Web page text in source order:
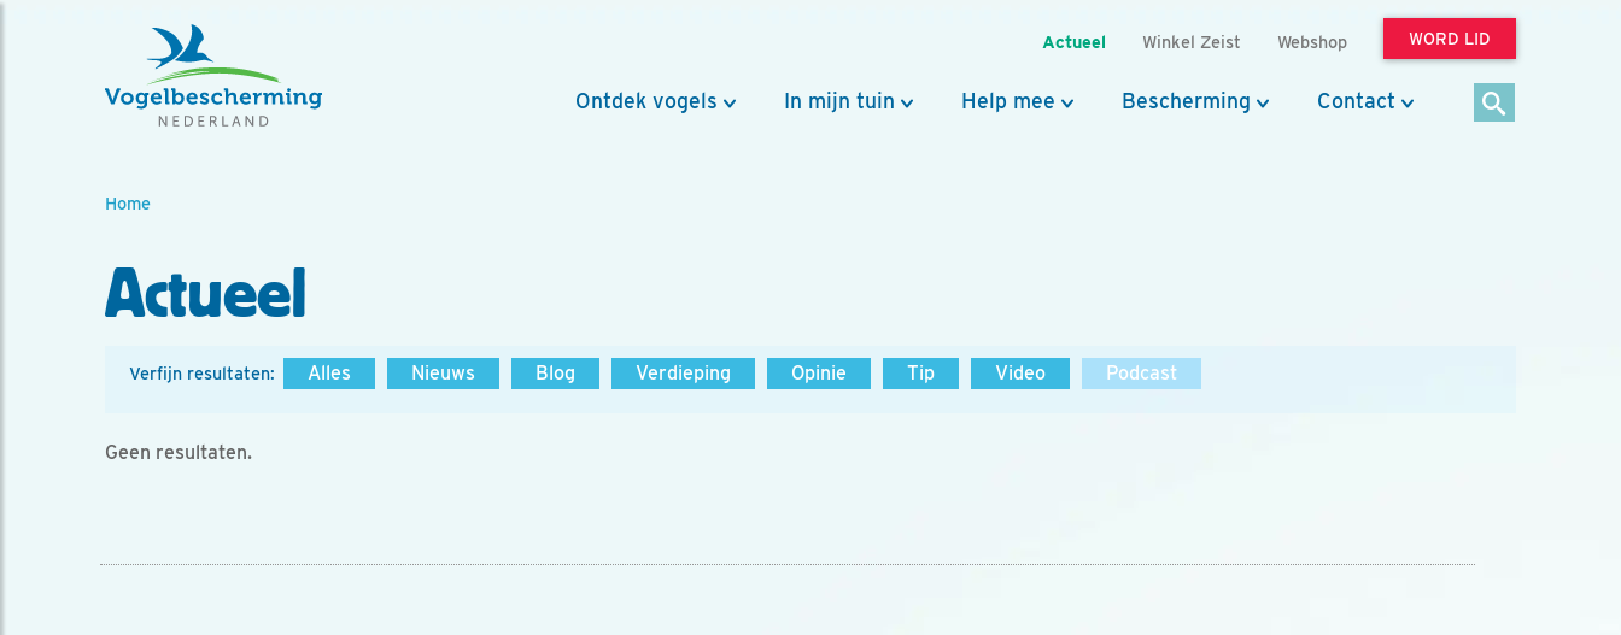
Actueel Winkel Zeist Webshop WORD LID
Ontdek vogels In mijn tuin Help mee Bescherming Contact
Home
Actueel
Verfijn resultaten: Alles Nieuws Blog Verdieping Opinie Tip Video Podcast
Geen resultaten.